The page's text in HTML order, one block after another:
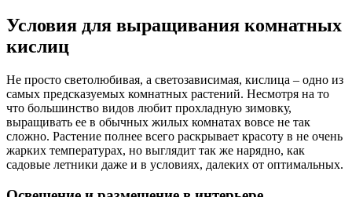
Условия для выращивания комнатных
кислиц
Не просто светолюбивая, а светозависимая, кислица – одно из
самых предсказуемых комнатных растений. Несмотря на то
что большинство видов любит прохладную зимовку,
выращивать ее в обычных жилых комнатах вовсе не так
сложно. Растение полнее всего раскрывает красоту в не очень
жарких температурах, но выглядит так же нарядно, как
садовые летники даже и в условиях, далеких от оптимальных.